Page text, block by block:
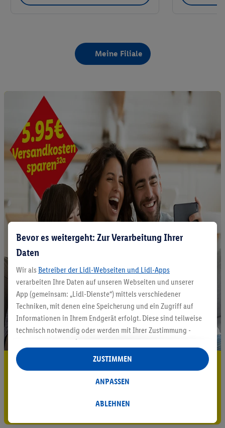
Meine Filiale
5.95 € Versand sparen³²ᵃ
Jetzt zum Newsletter anmelden
Gutschein sichern!
Bevor es weitergeht: Zur Verarbeitung Ihrer
Daten
Wir als Betreiber der Lidl-Webseiten und Lidl-Apps
verarbeiten Ihre Daten auf unseren Webseiten und unserer
App (gemeinsam: „Lidl-Dienste“) mittels verschiedener
Techniken, mit denen eine Speicherung und ein Zugriff auf
Informationen in Ihrem Endgerät erfolgt. Diese sind teilweise
technisch notwendig oder werden mit Ihrer Zustimmung -
auch durch Partner (u.a.
Verantwortliche; im Zusammenhang mit dem IAB TCF
insgesamt
Statistik-Erstellung oder für personalisierte Werbung
Datenverarbeitungen für personalisierte Werbung werden
ABLEHNEN
ANPASSEN
ZUSTIMMEN